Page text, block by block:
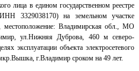
лица в едином государственном реестре
3329038170) на земельном участке
местоположение: Владимирская обл., МО
ул.Нижняя Дуброва, 460 м северо-
эксплуатации объекта электросетевого
г.Владимир сроком на 49 лет.